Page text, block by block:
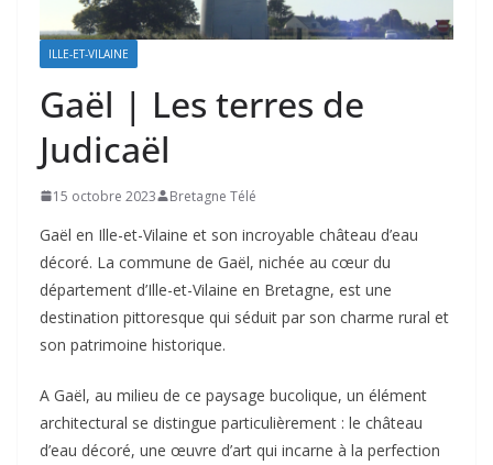
ILLE-ET-VILAINE
Gaël | Les terres de
Judicaël
15 octobre 2023 Bretagne Télé
Gaël en Ille-et-Vilaine et son incroyable château d’eau
décoré. La commune de Gaël, nichée au cœur du
département d’Ille-et-Vilaine en Bretagne, est une
destination pittoresque qui séduit par son charme rural et
son patrimoine historique.
A Gaël, au milieu de ce paysage bucolique, un élément
architectural se distingue particulièrement : le château
d’eau décoré, une œuvre d’art qui incarne à la perfection